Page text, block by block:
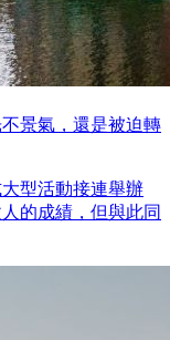
景氣，還是被迫轉
型活動接連舉辦
的成績，但與此同